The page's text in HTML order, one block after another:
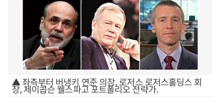
▲ 좌측부터 버냉키 연준 의장, 로저스 로저스홀딩스 회
장, 제이콥슨 웰스파고 포트폴리오 전략가.